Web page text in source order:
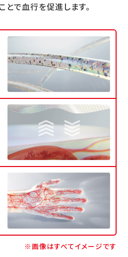
とで血行を促進します。
※画像はすべてイメージです